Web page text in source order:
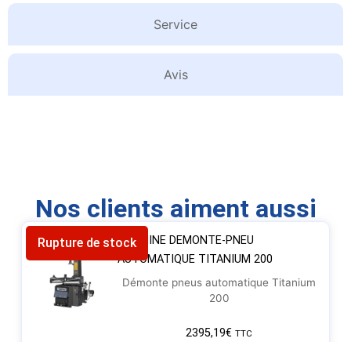
Service
Avis
Nos clients aiment aussi
Rupture de stockMACHINE DEMONTE-PNEU
AUTOMATIQUE TITANIUM 200
Démonte pneus automatique Titanium
200
2395,19€ TTC